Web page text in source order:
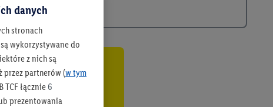
danych
stronach
wykorzystywane do
z nich są
przez partnerów (w tym
łącznie 6
prezentowania